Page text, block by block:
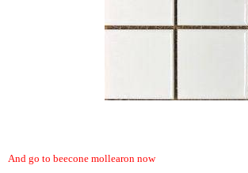
And go to beecone mollearon now